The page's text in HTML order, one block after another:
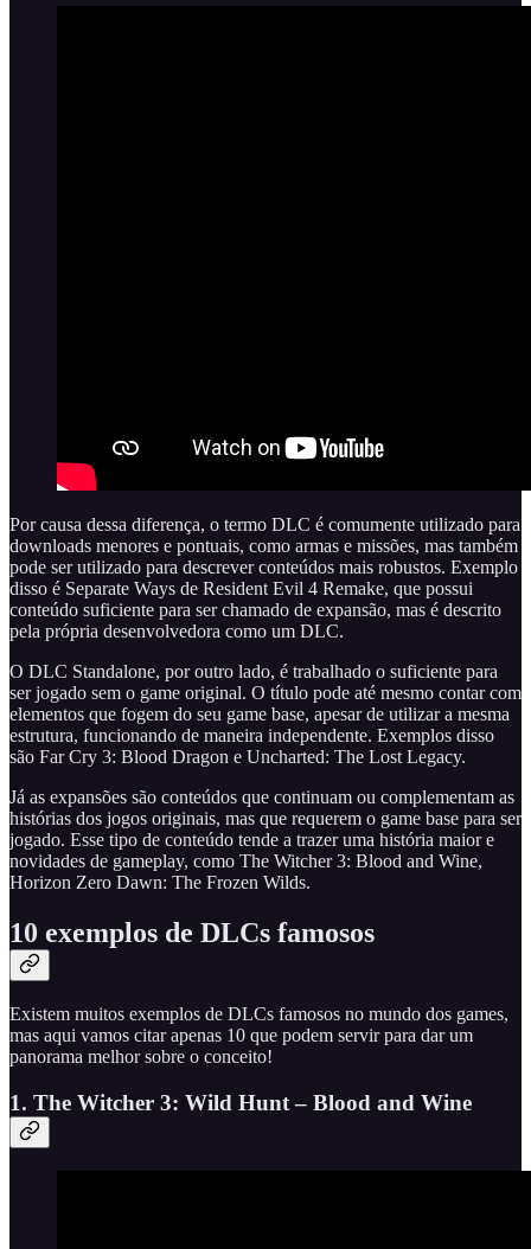
Por causa dessa diferença, o termo DLC é comumente utilizado para
downloads menores e pontuais, como armas e missões, mas também
pode ser utilizado para descrever conteúdos mais robustos. Exemplo
disso é Separate Ways de Resident Evil 4 Remake, que possui
conteúdo suficiente para ser chamado de expansão, mas é descrito
pela própria desenvolvedora como um DLC.
O DLC Standalone, por outro lado, é trabalhado o suficiente para
ser jogado sem o game original. O título pode até mesmo contar com
elementos que fogem do seu game base, apesar de utilizar a mesma
estrutura, funcionando de maneira independente. Exemplos disso
são Far Cry 3: Blood Dragon e Uncharted: The Lost Legacy.
Já as expansões são conteúdos que continuam ou complementam as
histórias dos jogos originais, mas que requerem o game base para ser
jogado. Esse tipo de conteúdo tende a trazer uma história maior e
novidades de gameplay, como The Witcher 3: Blood and Wine,
Horizon Zero Dawn: The Frozen Wilds.
10 exemplos de DLCs famosos
Existem muitos exemplos de DLCs famosos no mundo dos games,
mas aqui vamos citar apenas 10 que podem servir para dar um
panorama melhor sobre o conceito!
1. The Witcher 3: Wild Hunt – Blood and Wine